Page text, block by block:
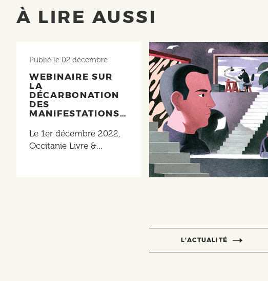
À LIRE AUSSI
Publié le 02 décembre
WEBINAIRE SUR
LA
DÉCARBONATION
DES
MANIFESTATIONS…
Le 1er décembre 2022,
Occitanie Livre &...
L’ACTUALITÉ